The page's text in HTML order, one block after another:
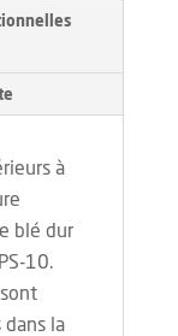
à
blé dur
10.
la